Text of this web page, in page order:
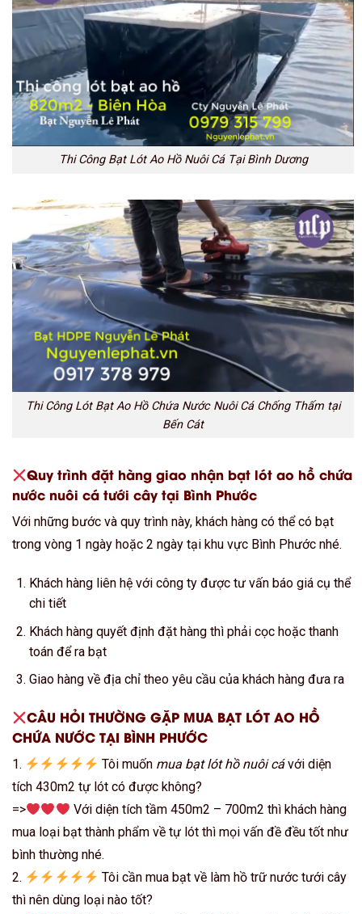
Thi Công Bạt Lót Ao Hồ Nuôi Cá Tại Bình Dương
Thi Công Lót Bạt Ao Hồ Chứa Nước Nuôi Cá Chống Thấm tại
Bến Cát
Quy trình đặt hàng giao nhận bạt lót ao hồ chứa
nước nuôi cá tưới cây tại Bình Phước
Với những bước và quy trình này, khách hàng có thể có bạt
trong vòng 1 ngày hoặc 2 ngày tại khu vực Bình Phước nhé.
Khách hàng liên hệ với công ty được tư vấn báo giá cụ thể
chi tiết
Khách hàng quyết định đặt hàng thì phải cọc hoặc thanh
toán để ra bạt
Giao hàng về địa chỉ theo yêu cầu của khách hàng đưa ra
CÂU HỎI THƯỜNG GẶP MUA BẠT LÓT AO HỒ
CHỨA NƯỚC TẠI BÌNH PHƯỚC
1. Tôi muốn mua bạt lót hồ nuôi cávới diện
tích 430m2 tự lót có được không?
=>
Với diện tích tầm 450m2 – 700m2 thì khách hàng
mua loại bạt thành phẩm về tự lót thì mọi vấn đề đều tốt như
bình thường nhé.
2.
Tôi cần mua bạt về làm hồ trữ nước tưới cây
thì nên dùng loại nào tốt?